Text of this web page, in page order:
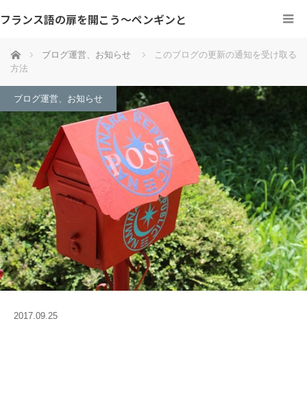
フランス語の扉を開こう～ペンギンと
ホーム ブログ運営、お知らせ
このブログの更新の通知を受け取る
方法
ブログ運営、お知らせ
2017.09.25